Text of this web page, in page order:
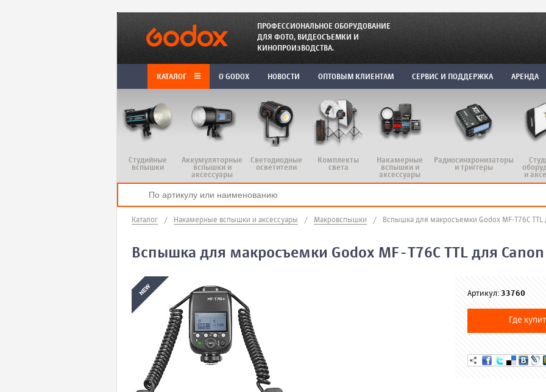
ПРОФЕССИОНАЛЬНОЕ ОБОРУДОВАНИЕ
ДЛЯ ФОТО, ВИДЕОСЪЕМКИ И
КИНОПРОИЗВОДСТВА.
КАТАЛОГ O GODOX НОВОСТИ ОПТОВЫМ КЛИЕНТАМ СЕРВИС И ПОДДЕРЖКА АРЕНДА
Студийные
вспышки
Аккумуляторные
вспышки и
аксессуары
Светодиодные
осветители
Комплекты
света
Накамерные
вспышки и
аксессуары
Радиосинхронизаторы
и триггеры
и
Каталог / Накамерные вспышки и аксессуары / Макровспышки / Вспышка для макросъемки Godox MF-T76C TTL
Вспышка для макросъемки Godox MF-T76C TTL для Canon
Артикул: 33760
Где